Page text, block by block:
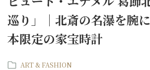
巡り」｜北斎の名瀑を腕
本限定の家宝時計
ART & FASHION